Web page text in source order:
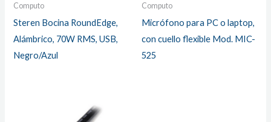
Computo
Steren Bocina RoundEdge,
Alámbrico, 70W RMS, USB,
Negro/Azul
Computo
Micrófono para PC o laptop,
con cuello flexible Mod. MIC-
525